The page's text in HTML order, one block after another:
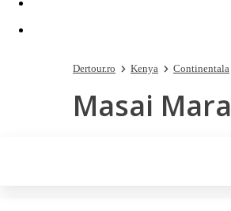
Dertour.ro Kenya Continentala
Masai Mara